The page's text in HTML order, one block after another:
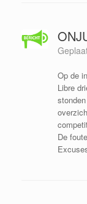
Op de
Libre
De